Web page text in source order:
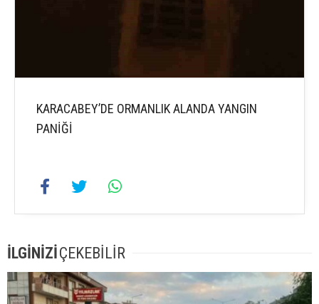
KARACABEY’DE ORMANLIK ALANDA YANGIN
PANİĞİ
İLGİNİZİÇEKEBİLİR